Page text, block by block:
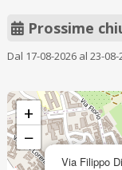
Prossime
Dal 17-08-2026 al 23-08-
Via Filippo
+
−